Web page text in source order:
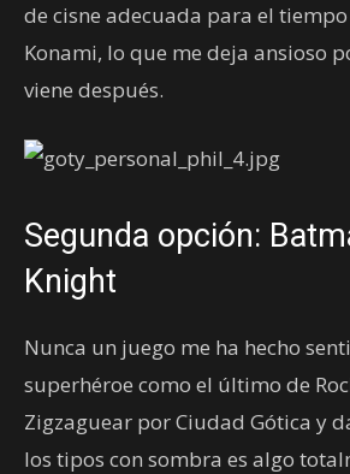
de cisne adecuada para el
Konami, lo que me deja ansioso
viene después.
Segunda opción:
Knight
Nunca un juego me ha hecho
superhéroe como el último de
Zigzaguear por Ciudad Gótica y
los tipos con sombra es algo